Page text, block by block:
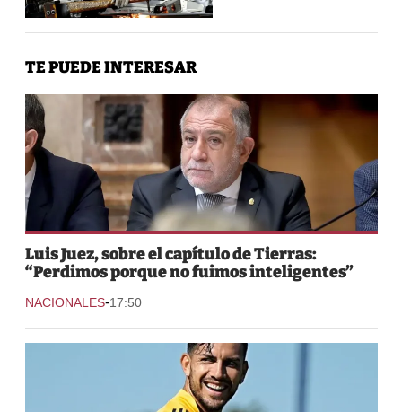
TE PUEDE INTERESAR
Luis Juez, sobre el capítulo de Tierras:
“Perdimos porque no fuimos inteligentes”
NACIONALES-17:50